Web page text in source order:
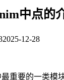
中点的
2025-12-28
最重要的一类模块